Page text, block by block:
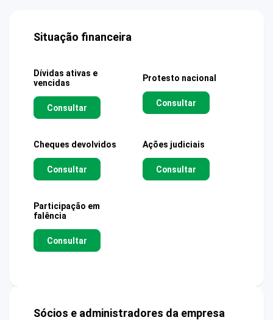
Situação financeira
Dívidas ativas e
vencidas
Consultar
Protesto nacional
Consultar
Cheques devolvidos
Consultar
Ações judiciais
Consultar
Participação em
falência
Consultar
Sócios e administradores da empresa